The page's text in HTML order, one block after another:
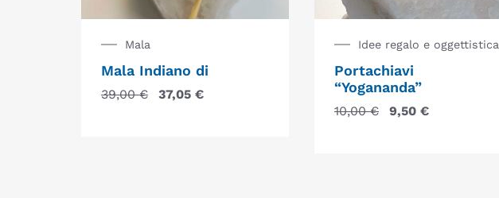
Mala
Mala Indiano di
39,00€ 37,05 €
Idee regalo e oggettistica
Portachiavi
“Yogananda”
10,00€ 9,50 €